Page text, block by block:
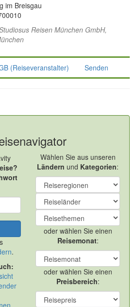
im Breisgau
Reisen München GmbH,
(Reiseveranstalter) Senden
.
Wählen Sie aus unseren
Ländern und Kategorien:
oder wählen Sie einen
Reisemonat:
oder wählen Sie einen
Preisbereich: